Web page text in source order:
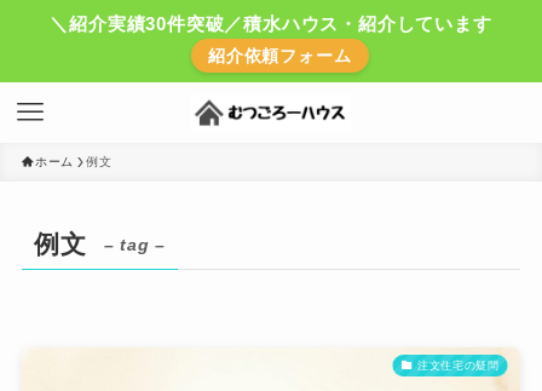
＼紹介実績30件突破／積水ハウス・紹介しています
紹介依頼フォーム
ホーム 例文
例文 – tag –
注文住宅の疑問